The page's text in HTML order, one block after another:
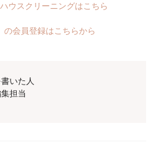
ウスクリーニングはこちら
の会員登録はこちらから
いた人
担当